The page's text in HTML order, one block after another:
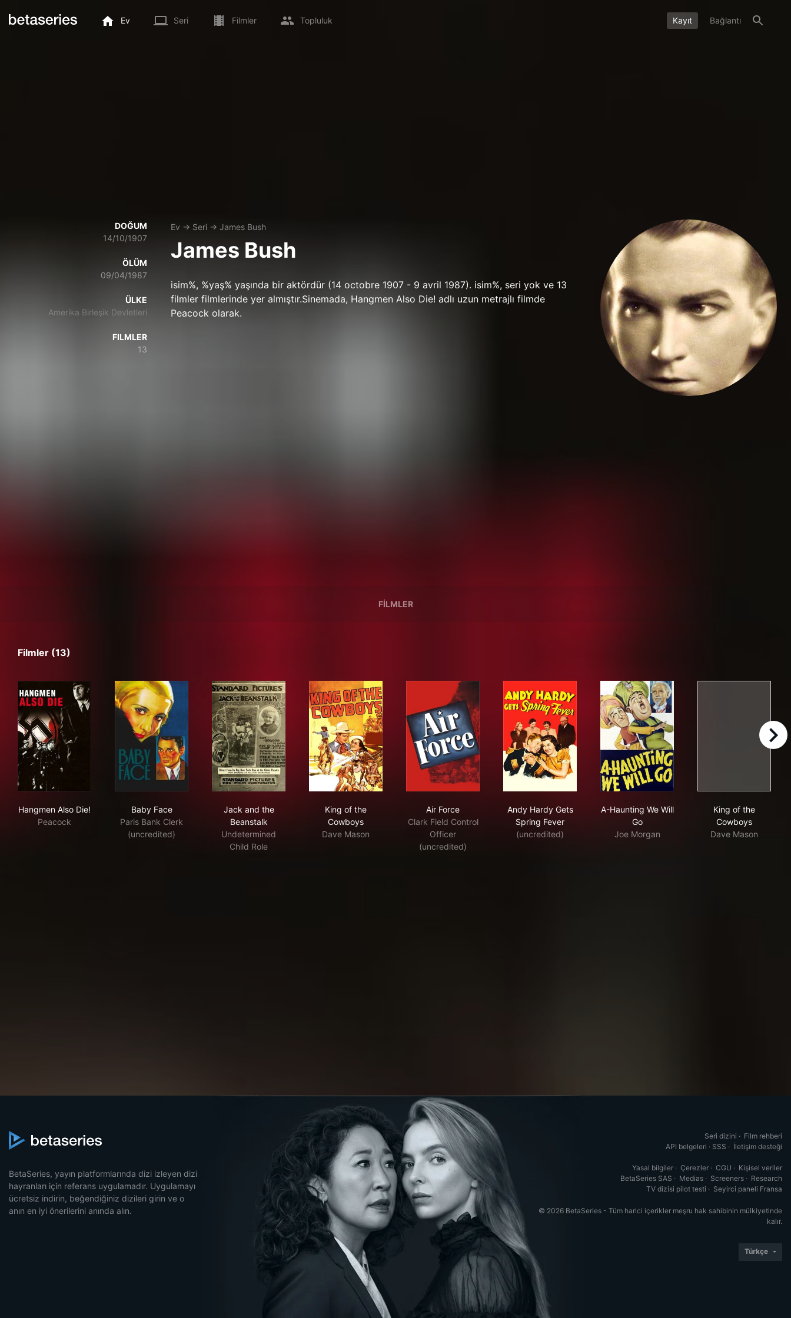
Ev Seri Filmler Topluluk Kayıt Bağlantı
DOĞUM
14/10/1907
ÖLÜM
09/04/1987
ÜLKE
Amerika Birleşik Devletleri
FILMLER
13
Ev → Seri → James Bush
James Bush
isim%, %yaş% yaşında bir aktördür (14 octobre 1907 - 9 avril 1987). isim%, seri yok ve 13
filmler filmlerinde yer almıştır.Sinemada, Hangmen Also Die! adlı uzun metrajlı filmde
Peacock olarak.
FILMLER
Filmler (13)
Hangmen Also Die!
Peacock
Baby Face
Paris Bank Clerk
(uncredited)
Jack and the
Beanstalk
Undetermined
Child Role
King of the
Cowboys
Dave Mason
Air Force
Clark Field Control
Officer
(uncredited)
Andy Hardy Gets
Spring Fever
(uncredited)
A-Haunting We Will
Go
Joe Morgan
King of the
Cowboys
Dave Mason
right
BetaSeries, yayın platformlarında dizi izleyen dizi
hayranları için referans uygulamadır. Uygulamayı
ücretsiz indirin, beğendiğiniz dizileri girin ve o
anın en iyi önerilerini anında alın.
Seri dizini · Film rehberi
API belgeleri · SSS · İletişim desteği
Yasal bilgiler · Çerezler · CGU · Kişisel veriler
BetaSeries SAS · Medias · Screeners · Research
TV dizisi pilot testi · Seyirci paneli Fransa
© 2026 BetaSeries - Tüm harici içerikler meşru hak sahibinin mülkiyetinde
kalır.
Türkçe